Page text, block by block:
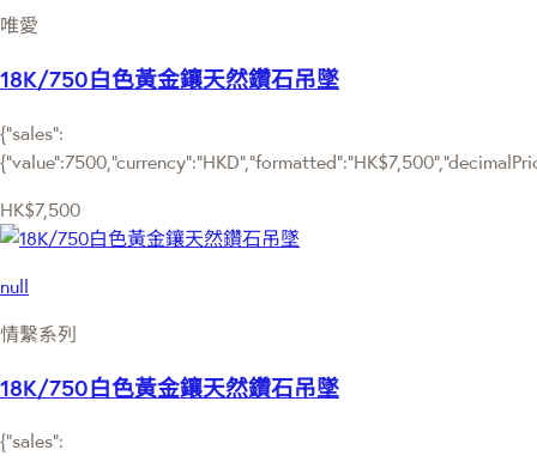
唯愛
18K/750白色黃金鑲天然鑽石吊墜
{"sales":
HK$7,500
null
情繫系列
18K/750白色黃金鑲天然鑽石吊墜
{"sales":